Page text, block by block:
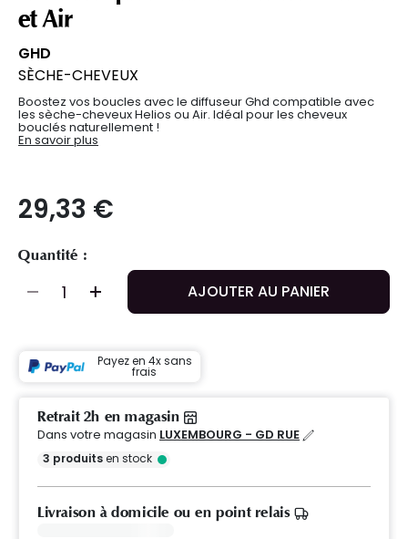
et Air
GHD
SÈCHE-CHEVEUX
Boostez vos boucles avec le diffuseur Ghd compatible avec
les sèche-cheveux Helios ou Air. Idéal pour les cheveux
bouclés naturellement !
En savoir plus
29,33 €
Quantité :
AJOUTER AU PANIER
Payez en 4x sans
frais
Retrait 2h en magasin
Dans votre magasin LUXEMBOURG - GD RUE
3 produitsen stock
Livraison à domicile ou en point relais